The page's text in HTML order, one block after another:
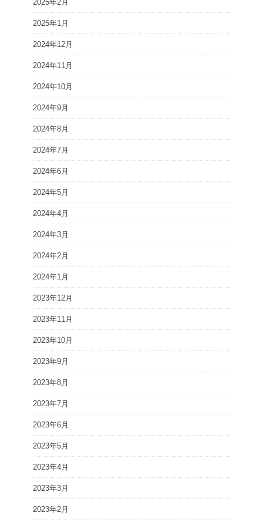
2025年2月
2025年1月
2024年12月
2024年11月
2024年10月
2024年9月
2024年8月
2024年7月
2024年6月
2024年5月
2024年4月
2024年3月
2024年2月
2024年1月
2023年12月
2023年11月
2023年10月
2023年9月
2023年8月
2023年7月
2023年6月
2023年5月
2023年4月
2023年3月
2023年2月